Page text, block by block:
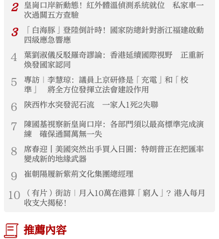
2
皇崗口岸新動態！紅外體溫偵測系統就位 私家車一
次過關五方查驗
3
「白海豚」登陸倒計時！國家防總針對浙江福建啟動
四級應急響應
4
葉劉淑儀反駁羅奇謬論：香港延續國際視野 正重新
煥發國家認同
5
專訪｜李慧琼：議員上京研修是「充電」和「校
準」 將全方位發揮立法會建設作用
6 陝西柞水突發泥石流 一家人1死2失聯
7
陳國基視察新皇崗口岸：各部門須以最高標準完成演
練 確保通關萬無一失
8
席春迎丨美國突然出手買入日圓：特朗普正在把匯率
變成新的地緣武器
9 崔朝陽履新紫荊文化集團總經理
10
（有片）街訪｜月入10萬在港算「窮人」？港人每月
收支大揭秘！
推薦內容